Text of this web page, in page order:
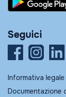
Seguici
Informativa legale
Documentazione